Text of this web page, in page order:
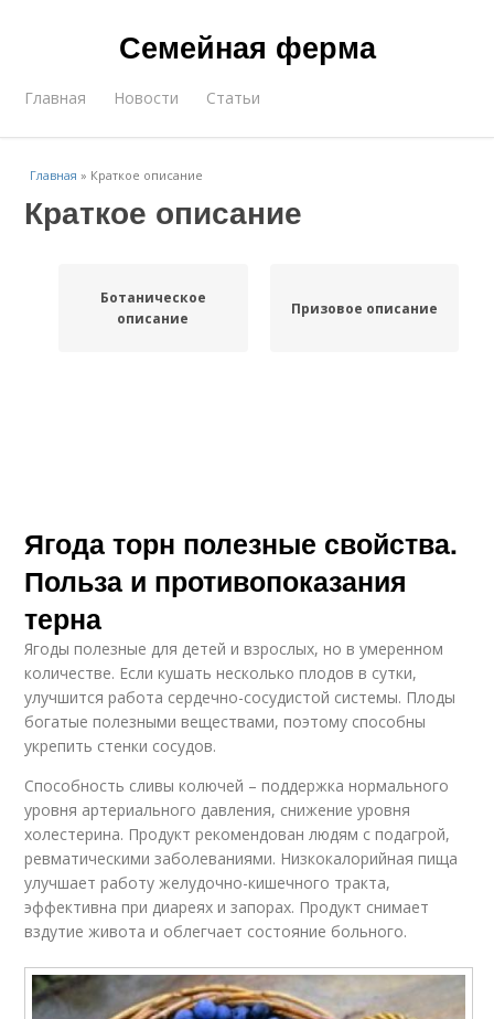
Семейная ферма
Главная Новости Статьи
Главная » Краткое описание
Краткое описание
Ботаническое
описание
Призовое описание
Ягода торн полезные свойства.
Польза и противопоказания
терна
Ягоды полезные для детей и взрослых, но в умеренном
количестве. Если кушать несколько плодов в сутки,
улучшится работа сердечно-сосудистой системы. Плоды
богатые полезными веществами, поэтому способны
укрепить стенки сосудов.
Способность сливы колючей – поддержка нормального
уровня артериального давления, снижение уровня
холестерина. Продукт рекомендован людям с подагрой,
ревматическими заболеваниями. Низкокалорийная пища
улучшает работу желудочно-кишечного тракта,
эффективна при диареях и запорах. Продукт снимает
вздутие живота и облегчает состояние больного.